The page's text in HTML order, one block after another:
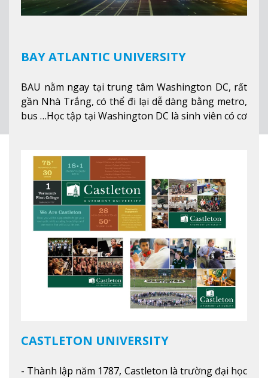
BAY ATLANTIC UNIVERSITY
BAU nằm ngay tại trung tâm Washington DC, rất
gần Nhà Trắng, có thể đi lại dễ dàng bằng metro,
bus …Học tập tại Washington DC là sinh viên có cơ
nghiệp ở Mỹ, #7 thành phố an toàn nhất trên Thế
Xem thêm
CASTLETON UNIVERSITY
- Thành lập năm 1787, Castleton là trường đại học